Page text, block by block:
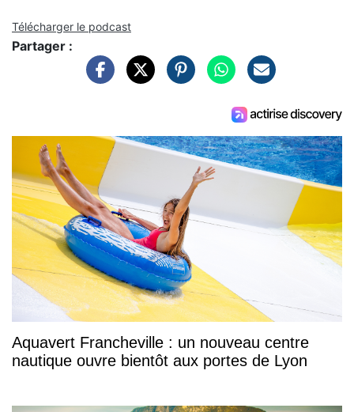
Télécharger le podcast
Partager :
Aquavert Francheville : un nouveau centre
nautique ouvre bientôt aux portes de Lyon